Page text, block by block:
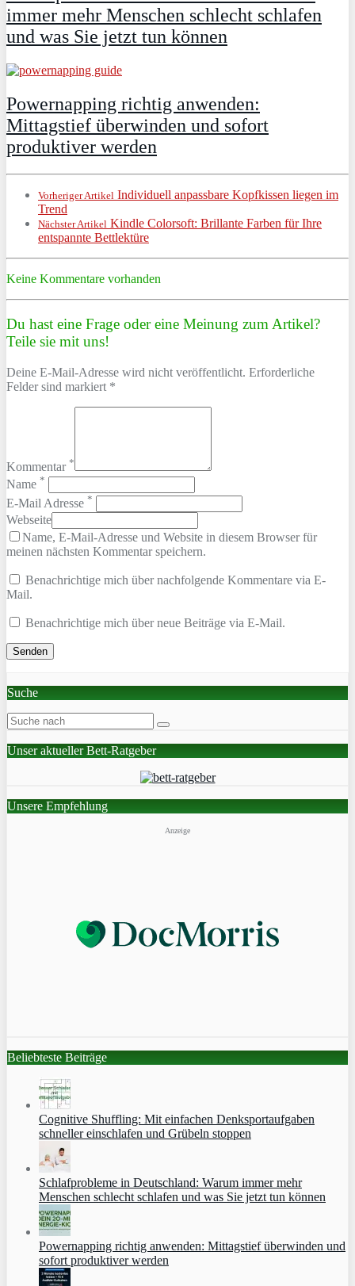
immer mehr Menschen schlecht schlafen
und was Sie jetzt tun können
Powernapping richtig anwenden:
Mittagstief überwinden und sofort
produktiver werden
Vorheriger Artikel Individuell anpassbare Kopfkissen liegen im
Trend
Nächster Artikel Kindle Colorsoft: Brillante Farben für Ihre
entspannte Bettlektüre
Keine Kommentare vorhanden
Du hast eine Frage oder eine Meinung zum Artikel?
Teile sie mit uns!
Deine E-Mail-Adresse wird nicht veröffentlicht. Erforderliche
Felder sind markiert *
Kommentar *
Name *
E-Mail Adresse *
Webseite
Name, E-Mail-Adresse und Website in diesem Browser für
meinen nächsten Kommentar speichern.
Benachrichtige mich über nachfolgende Kommentare via E-
Mail.
Benachrichtige mich über neue Beiträge via E-Mail.
Suche
Unser aktueller Bett-Ratgeber
Unsere Empfehlung
Anzeige
Beliebteste Beiträge
Cognitive Shuffling: Mit einfachen Denksportaufgaben
schneller einschlafen und Grübeln stoppen
Schlafprobleme in Deutschland: Warum immer mehr
Menschen schlecht schlafen und was Sie jetzt tun können
Powernapping richtig anwenden: Mittagstief überwinden und
sofort produktiver werden